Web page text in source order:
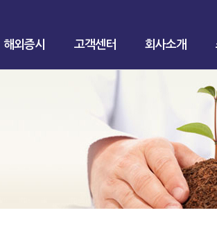
해외증시 고객센터 회사소개